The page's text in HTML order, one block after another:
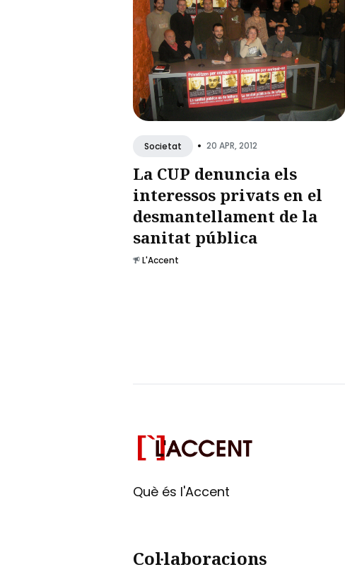
Societat • 20 APR, 2012
La CUP denuncia els
interessos privats en el
desmantellament de la
sanitat pública
L'Accent
Què és l'Accent
Col·laboracions